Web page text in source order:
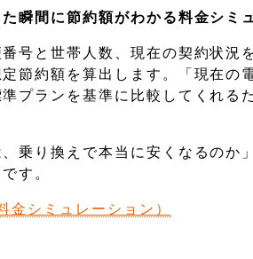
た瞬間に節約額がわかる料金シミ
号と世帯人数、現在の契約状況
節約額を算出します。「現在の
プランを基準に比較してくれる
乗り換えで本当に安くなるのか
す。
シミュレーション）